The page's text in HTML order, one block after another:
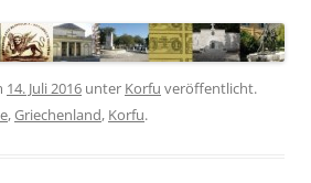
14. Juli 2016 unter Korfu veröffentlicht.
,Griechenland, Korfu.